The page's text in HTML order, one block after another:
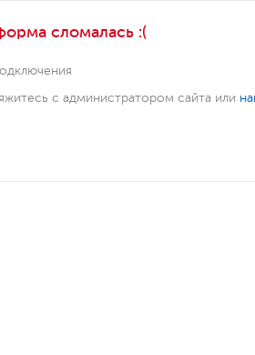
сломалась :(
с администратором сайта или